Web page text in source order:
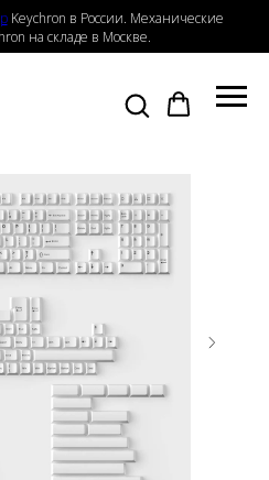
Keychron в России. Механические
на складе в Москве.